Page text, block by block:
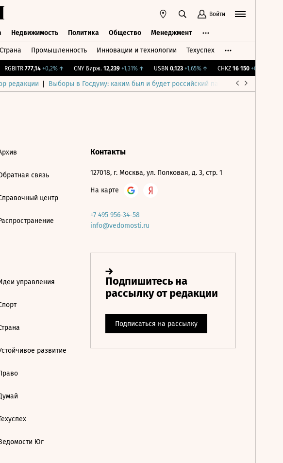
Войти
Недвижимость Политика Общество Менеджмент
Страна Промышленность Инновации и технологии Техуспех
RGBITR 777,14 +0,2%↑ CNY Бирж. 12,239 +1,31%↑ USBN 0,123 +1,65%↑ CHKZ 16 150 +0,31%
редакции Выборы в Госдуму: каким был и будет российский парламент
связь
центр
управления
развитие
Юг
Контакты
127018, г. Москва, ул. Полковая, д. 3, стр. 1
На карте
+7 495 956-34-58
info@vedomosti.ru